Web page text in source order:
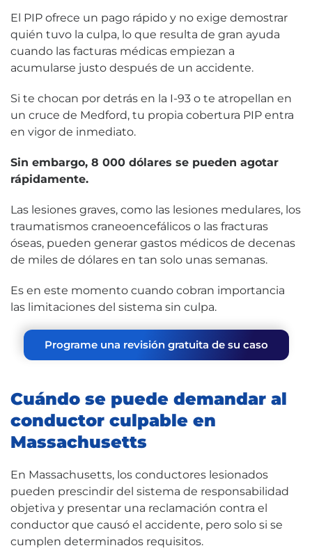
El PIP ofrece un pago rápido y no exige demostrar
quién tuvo la culpa, lo que resulta de gran ayuda
cuando las facturas médicas empiezan a
acumularse justo después de un accidente.
Si te chocan por detrás en la I-93 o te atropellan en
un cruce de Medford, tu propia cobertura PIP entra
en vigor de inmediato.
Sin embargo, 8 000 dólares se pueden agotar
rápidamente.
Las lesiones graves, como las lesiones medulares, los
traumatismos craneoencefálicos o las fracturas
óseas, pueden generar gastos médicos de decenas
de miles de dólares en tan solo unas semanas.
Es en este momento cuando cobran importancia
las limitaciones del sistema sin culpa.
Programe una revisión gratuita de su caso
Cuándo se puede demandar al
conductor culpable en
Massachusetts
En Massachusetts, los conductores lesionados
pueden prescindir del sistema de responsabilidad
objetiva y presentar una reclamación contra el
conductor que causó el accidente, pero solo si se
cumplen determinados requisitos.